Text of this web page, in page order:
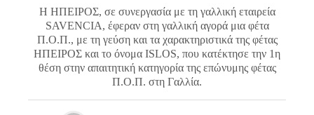
Η ΗΠΕΙΡΟΣ, σε συνεργασία με τη γαλλική εταιρεία
SAVENCIA, έφεραν στη γαλλική αγορά μια φέτα
Π.Ο.Π., με τη γεύση και τα χαρακτηριστικά της φέτας
ΗΠΕΙΡΟΣ και το όνομα ISLOS, που κατέκτησε την 1η
θέση στην απαιτητική κατηγορία της επώνυμης φέτας
Π.Ο.Π. στη Γαλλία.